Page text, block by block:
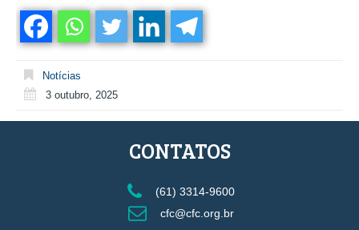
Notícias
3 outubro, 2025
CONTATOS
(61) 3314-9600
cfc@cfc.org.br